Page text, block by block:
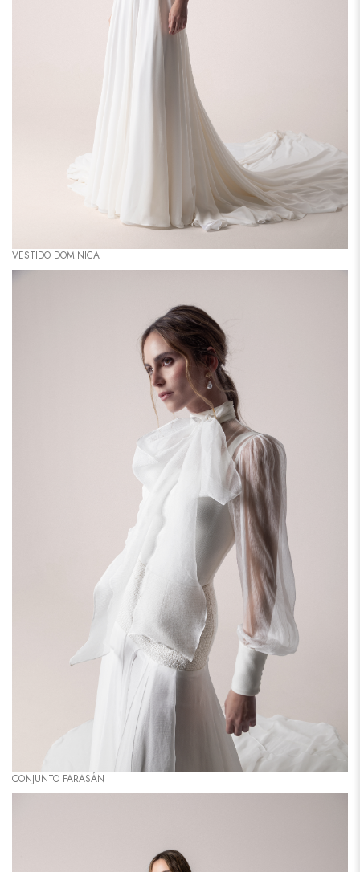
VESTIDO DOMINICA
CONJUNTO FARASÁN